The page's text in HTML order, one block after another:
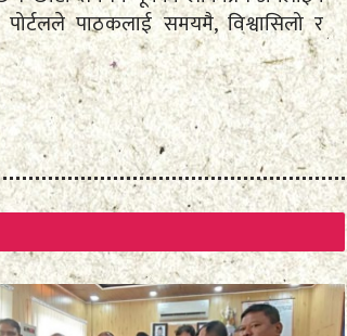
पाठकलाई समयमै, विश्वासिलो र